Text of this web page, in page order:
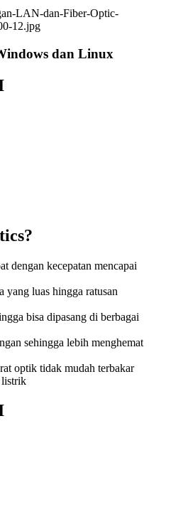
dan Linux
dengan kecepatan mencapai
yang luas hingga ratusan
bisa dipasang di berbagai
sehingga lebih menghemat
optik tidak mudah terbakar
listrik